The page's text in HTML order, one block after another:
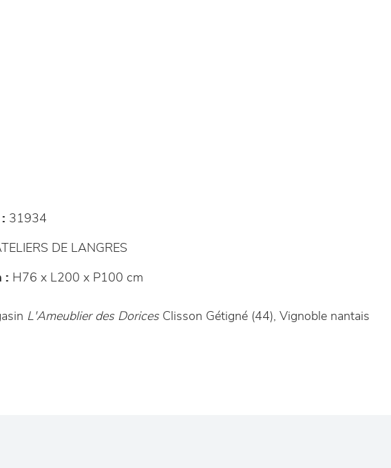
31934
DE LANGRES
: H76 x L200 x P100 cm
L'Ameublier des DoricesClisson Gétigné (44), Vignoble nantais